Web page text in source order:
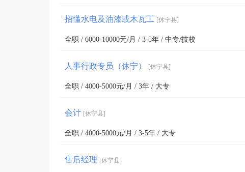
招懂水电及油漆或木瓦工 [休宁县]
全职 / 6000-10000元/月 / 3-5年 / 中专/技校
人事行政专员（休宁） [休宁县]
全职 / 4000-5000元/月 / 3年 / 大专
会计 [休宁县]
全职 / 4000-5000元/月 / 3-5年 / 大专
售后经理 [休宁县]